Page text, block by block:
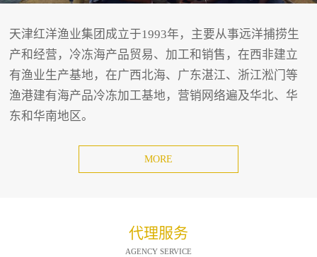
天津红洋渔业集团成立于1993年，主要从事远洋捕捞生
产和经营，冷冻海产品贸易、加工和销售，在西非建立
有渔业生产基地，在广西北海、广东湛江、浙江淞门等
渔港建有海产品冷冻加工基地，营销网络遍及华北、华
东和华南地区。
MORE
代理服务
AGENCY SERVICE